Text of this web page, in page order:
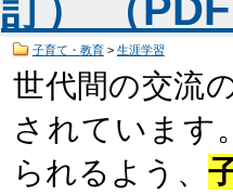
訂） （
子育て・教育> 生涯学習
世代間の交流
されています
られるよう、